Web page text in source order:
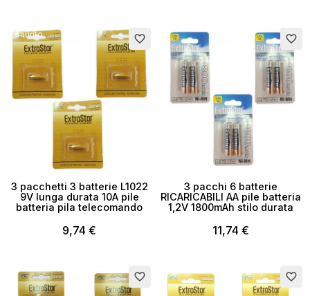
Esaurito favorite_border
3 pacchetti 3 batterie L1022
9V lunga durata 10A pile
batteria pila telecomando
9,74 €
favorite_border
3 pacchi 6 batterie
RICARICABILI AA pile batteria
1,2V 1800mAh stilo durata
11,74 €
favorite_border favorite_border